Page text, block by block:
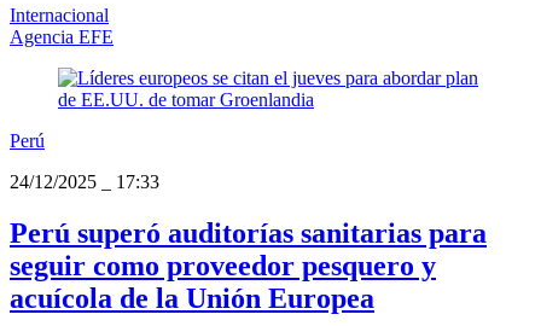
Internacional
Agencia EFE
Perú
24/12/2025
17:33
Perú superó auditorías sanitarias para
seguir como proveedor pesquero y
acuícola de la Unión Europea